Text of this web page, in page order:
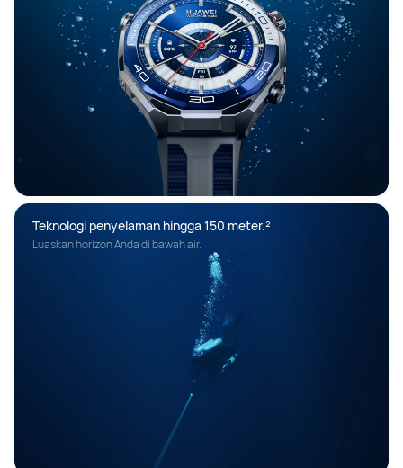
Teknologi penyelaman hingga 150 meter.²
Luaskan horizon Anda di bawah air.